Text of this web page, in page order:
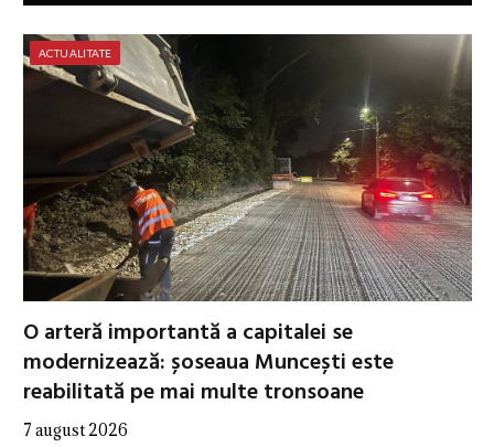
ACTUALITATE
O arteră importantă a capitalei se
modernizează: șoseaua Muncești este
reabilitată pe mai multe tronsoane
7 august 2026